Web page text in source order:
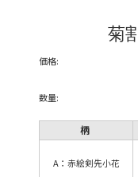
菊
価格:
数量:
柄
A：赤絵剣先小花